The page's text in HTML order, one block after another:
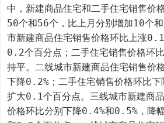
中，新建商品住宅和二手住宅销售价
50个和56个，比上月分别增加10个
市新建商品住宅销售价格环比上涨
0.2个百分点；二手住宅销售价格环
持平。二线城市新建商品住宅销售价
下降0.2%；二手住宅销售价格环比
扩大0.1个百分点。三线城市新建商
价格环比分别下降0.4%和0.5%，降